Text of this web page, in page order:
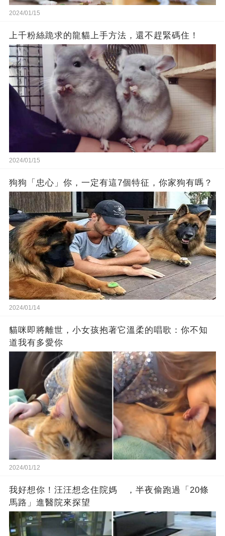
2024/01/15
上千粉絲跪求的龍貓上手方法，還不趕緊碼住！
2024/01/15
狗狗「忠心」你，一定有這7個特征，你家狗有嗎？
2024/01/14
貓咪即將離世，小女孩抱著它溫柔的唱歌：你不知
道我有多愛你
2024/01/12
我好想你！汪汪想念住院媽 ，半夜偷跑過「20條
馬路」進醫院來探望